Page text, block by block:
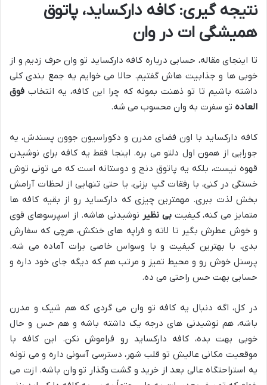
نتیجه گیری: کافه دارکساید، پاتوق
همیشگی ات در وان
تا اینجای مقاله، حسابی درباره کافه دارکساید تو وان حرف زدیم و از
خوبی ها و جذابیت هاش گفتیم. حالا می خوایم یه جمع بندی کلی
داشته باشیم تا تو ذهنت بمونه که چرا این کافه، یه انتخاب فوق
العاده تو سفرت به وان محسوب می شه.
کافه دارکساید با اون فضای مدرن و دکوراسیون جوون پسندش، یه
جورایی از همون اول دلتو می بره. اینجا فقط یه کافه برای نوشیدن
قهوه نیست، بلکه یه پاتوق دنج و دوستانه است که می تونی توش
خستگی در کنی، با رفقات گپ بزنی، یا حتی تنهایی از لحظات آرامش
بخش لذت ببری. مهمترین چیزی که دارکساید رو از بقیه کافه ها
متمایز می کنه، کیفیتبی نظیر نوشیدنی هاشه. از اسپرسوهای قوی
و خوش عطرش بگیر تا لاته و فراپه های خنکش، هرچی که سفارش
بدی، با بهترین کیفیت و با وسواس خاصی برات آماده می شه.
پرسنل خوش رو و محیط تمیز و مرتب هم که دیگه جای خود داره و
حسابی بهت حس راحتی می ده.
در کل، اگه دنبال یه کافه تو وان می گردی که هم شیک و مدرن
باشه، هم نوشیدنی های درجه یک داشته باشه و هم حس و حال
خوبی بهت بده، کافه دارکساید رو فراموش نکن. این کافه با
موقعیت مکانی عالیش تو قلب شهر، دسترسی آسونی داره و می تونه
یه استراحتگاه عالی بعد از خرید و گشت وگذار تو وان باشه. ازت می